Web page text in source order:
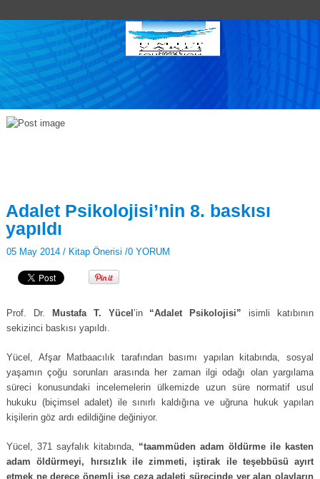
Adalet Psikolojisi’nin 8. baskısı
yapıldı
05 May 2014 / Kitap Önerisi /0 YORUM
Prof. Dr. Mustafa T. Yücel ’in “Adalet Psikolojisi” isimli katıbının
sekizinci baskısı yapıldı.
Yücel, Afşar Matbaacılık tarafından basımı yapılan kitabında, sosyal
yaşamın çoğu sorunları arasında her zaman ilgi odağı olan yargılama
süreci konusundaki incelemelerin ülkemizde uzun süre normatif usul
hukuku (biçimsel adalet) ile sınırlı kaldığına ve uğruna hukuk yapılan
kişilerin göz ardı edildiğine değiniyor.
Yücel, 371 sayfalık kitabında, “taammüden adam öldürme ile kasten
adam öldürmeyi, hırsızlık ile zimmeti, iştirak ile teşebbüsü ayırt
etmek ne derece önemli ise ceza adaleti sürecinde yer alan olayların